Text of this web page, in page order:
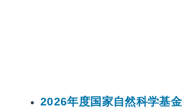
2026年度国家自然科学基